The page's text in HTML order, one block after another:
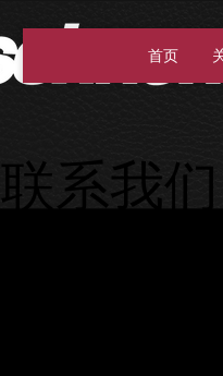
首页
联系我们